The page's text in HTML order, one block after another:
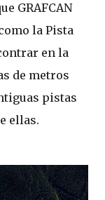
GRAFCAN
la Pista
en la
de metros
pistas
ellas.